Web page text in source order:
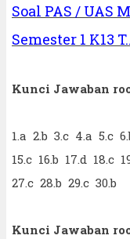
Soal PAS / UAS
Semester 1 K13
Kunci Jawaban
1.a 2.b 3.c 4.a 5.c
15.c 16.b 17.d 18.c
27.c 28.b 29.c 30.b
Kunci Jawaban